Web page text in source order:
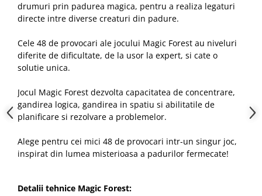
drumuri prin padurea magica, pentru a realiza legaturi
directe intre diverse creaturi din padure.
Cele 48 de provocari ale jocului Magic Forest au niveluri
diferite de dificultate, de la usor la expert, si cate o
solutie unica.
Jocul Magic Forest dezvolta capacitatea de concentrare,
gandirea logica, gandirea in spatiu si abilitatile de
planificare si rezolvare a problemelor.
Alege pentru cei mici 48 de provocari intr-un singur joc,
inspirat din lumea misterioasa a padurilor fermecate!
Detalii tehnice Magic Forest: